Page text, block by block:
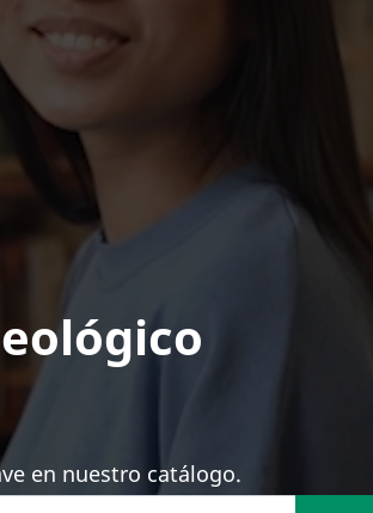
en nuestro catálogo.